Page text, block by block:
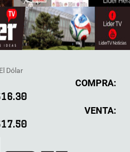
El Dólar
COMPRA:
VENTA: